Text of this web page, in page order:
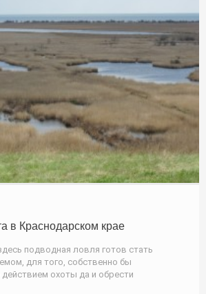
в Краснодарском крае
подводная ловля готов стать
для того, собственно бы
охоты да и обрести